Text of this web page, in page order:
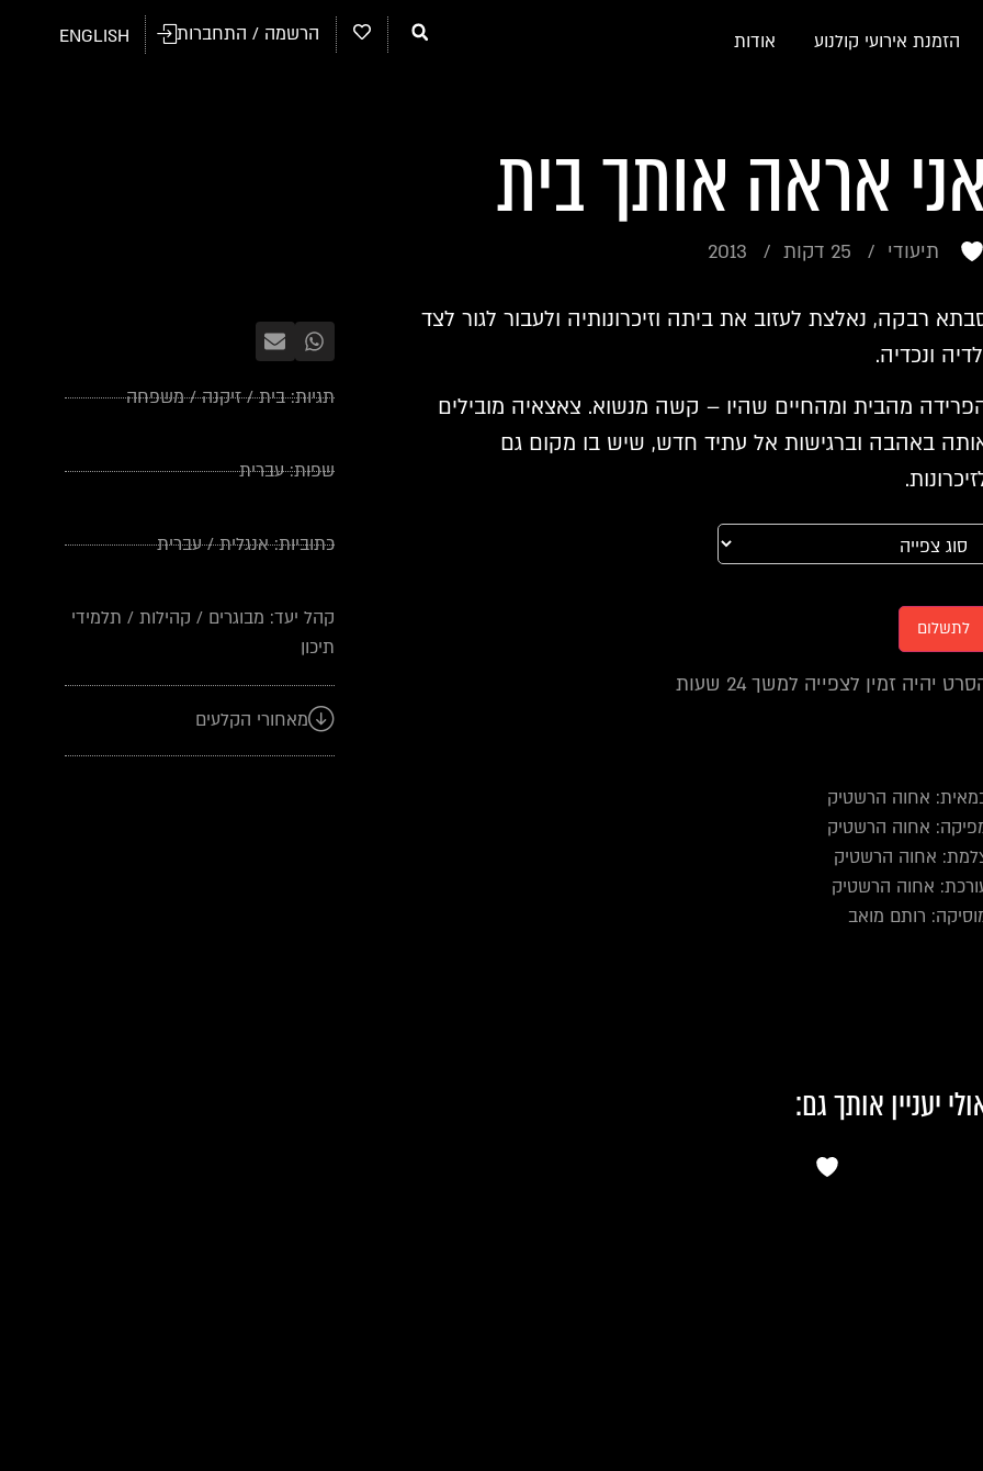
הזמנת אירועי קולנוע אודות הרשמה / התחברות ENGLISH
אראה אותך בית
תיעודי 25 דקות 2013
רבקה, נאלצת לעזוב את ביתה וזיכרונותיה ולעבור לגור לצד
ונכדיה.
מהבית ומהחיים שהיו – קשה מנשוא. צאצאיה מובילים
באהבה וברגישות אל עתיד חדש, שיש בו מקום גם
לתשלום
יהיה זמין לצפייה למשך 24 שעות
אחוה הרשטיק
אחוה הרשטיק
אחוה הרשטיק
אחוה הרשטיק
רותם מואב
יעניין אותך גם:
תגיות:בית/זיקנה/משפחה
שפות:עברית
כתוביות:אנגלית/עברית
קהל יעד: מבוגרים / קהילות / תלמידי
תיכון
מאחורי הקלעים